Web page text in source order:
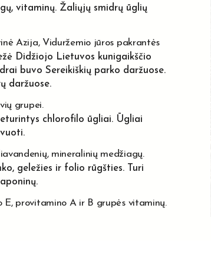
vitaminų. Žaliųjų smidrų ūglių
Azija, Viduržemio jūros pakrantės
Didžiojo Lietuvos kunigaikščio
buvo Sereikiškių parko daržuose.
daržuose.
grupei.
chlorofilo ūgliai. Ūgliai
mineralinių medžiagų.
geležies ir folio rūgšties. Turi
E, provitamino A ir B grupės vitaminų.